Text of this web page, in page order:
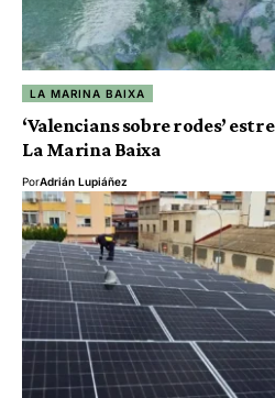
LA MARINA BAIXA
‘Valencians sobre rodes’
La Marina Baixa
PorAdrián Lupiáñez